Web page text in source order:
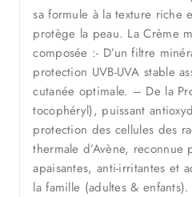
sa formule à la texture riche
protège la peau. La Crème
composée :- D’un filtre
protection UVB-UVA stable
cutanée optimale. – De la
tocophéryl), puissant
protection des cellules des
thermale d’Avène,
apaisantes, anti-irritantes et
la famille (adultes & enfants).